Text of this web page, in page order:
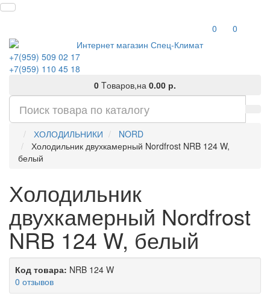
0
0
+7(959) 509 02 17
+7(959) 110 45 18
0 Tоваров,на 0.00 р.
ХОЛОДИЛЬНИКИ
NORD
Холодильник двухкамерный Nordfrost NRB 124 W,
белый
Холодильник
двухкамерный Nordfrost
NRB 124 W, белый
Код товара: NRB 124 W
0 отзывов